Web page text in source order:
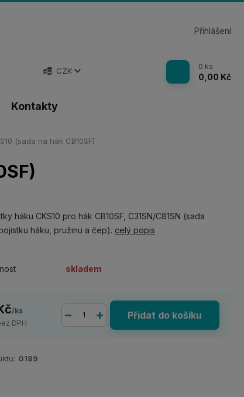
Kontakty
CZK
Přihlášení
0 ks
0,00 Kč
(sada na hák CB10SF)
háku CKS10 pro hák CB10SF, C31SN/C81SN (sada
háku, pružinu a čep). celý popis
skladem
/ks
DPH
Přidat do košíku
0189